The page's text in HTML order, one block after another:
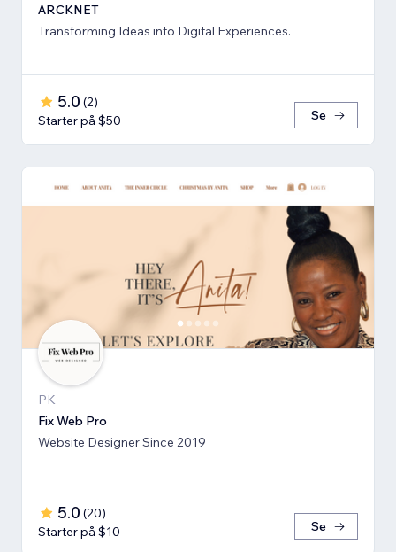
ARCKNET
Transforming Ideas into Digital Experiences.
5.0 (2)
Starter på $50
Se
PK
Fix Web Pro
Website Designer Since 2019
5.0 (20)
Starter på $10
Se